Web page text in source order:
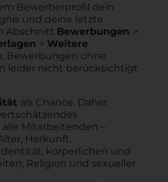
Bewerberprofil dein
und deine letzte
Abschnitt Bewerbungen >
> Weitere
Bewerbungen ohne
leider nicht berücksichtigt
als Chance. Daher
Mitarbeitenden –
Herkunft,
körperlichen und
Religion und sexueller